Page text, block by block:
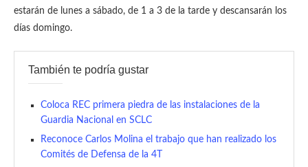
estarán de lunes a sábado, de 1 a 3 de la tarde y descansarán los
días domingo.
También te podría gustar
Coloca REC primera piedra de las instalaciones de la
Guardia Nacional en SCLC
Reconoce Carlos Molina el trabajo que han realizado los
Comités de Defensa de la 4T